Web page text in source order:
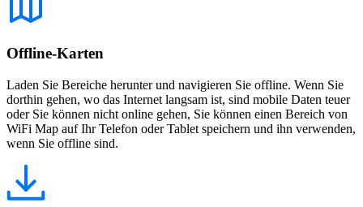
Offline-Karten
Laden Sie Bereiche herunter und navigieren Sie offline. Wenn Sie
dorthin gehen, wo das Internet langsam ist, sind mobile Daten teuer
oder Sie können nicht online gehen, Sie können einen Bereich von
WiFi Map auf Ihr Telefon oder Tablet speichern und ihn verwenden,
wenn Sie offline sind.